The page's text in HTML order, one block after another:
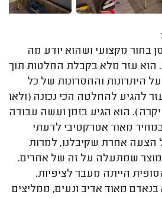
בחור מקצועי ושהוא יודע מה
הוא עזר מלא בקבלת החלטות תוך
היתרונות והחסרונות של כל
להגיע להחלטה הכי נכונה (ולאו
יקרה). הוא הגיע בזמן ועשה עבודה
מאוד אטרקטיבי לדעתי
הצעה אחרת שקיבלנו, למרות
מוצר שמתעלה על זה של אחרים.
הייתה מעבר לציפיות.
בנאדם מאוד אדיב ונעים, ממליצים